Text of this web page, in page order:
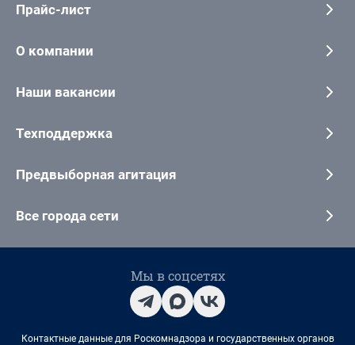
Прайс-лист
О компании
Наши вакансии
Техподдержка
Предвыборная агитация
Все города сети
Мы в соцсетях
Контактные данные для Роскомнадзора и государственных органов